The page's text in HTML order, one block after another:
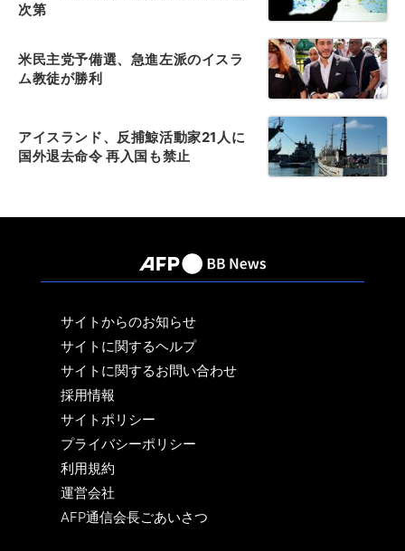
次第
米民主党予備選、急進左派のイスラ
ム教徒が勝利
アイスランド、反捕鯨活動家21人に
国外退去命令 再入国も禁止
サイトからのお知らせ
サイトに関するヘルプ
サイトに関するお問い合わせ
採用情報
サイトポリシー
プライバシーポリシー
利用規約
運営会社
AFP通信会長ごあいさつ